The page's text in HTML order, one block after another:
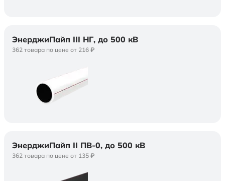
ЭнерджиПайп III НГ, до 500 кВ
362 товара по цене от 216 ₽
ЭнерджиПайп II ПВ-0, до 500 кВ
362 товара по цене от 135 ₽